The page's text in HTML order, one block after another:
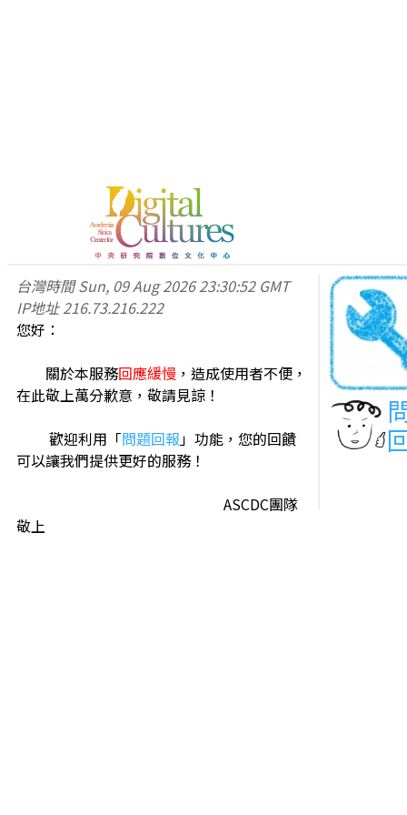
台灣時間Sun, 09 Aug 2026 23:30:52 GMT
IP地址216.73.216.222
您好：
關於本服務回應緩慢 ，造成使用者不便，
在此敬上萬分歉意，敬請見諒！
歡迎利用「問題回報」功能，您的回饋
可以讓我們提供更好的服務！
ASCDC團隊
敬上